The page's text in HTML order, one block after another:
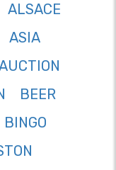
ALSACE
ASIA
BEER
BINGO